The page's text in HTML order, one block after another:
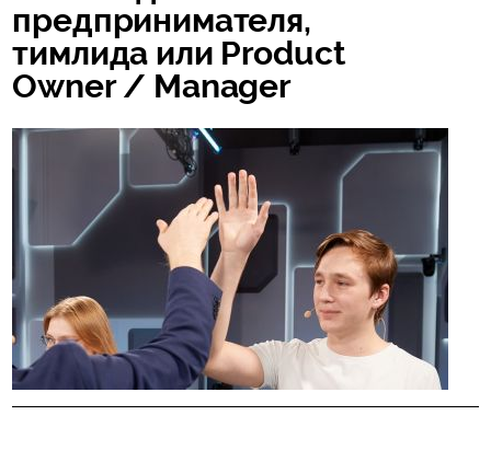
предпринимателя,
тимлида или Product
Owner / Manager